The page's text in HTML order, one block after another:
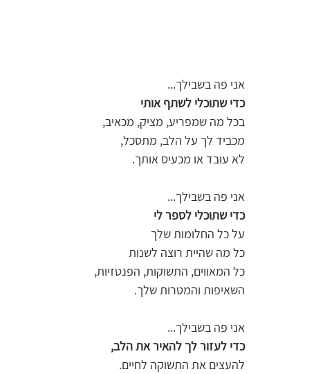
אני פה בשבילך...
כדי שתוכלי לשתף אותי
בכל מה שמפריע, מציק, מכאיב,
מכביד לך על הלב, מתסכל,
לא עובד או מכעיס אותך.
אני פה בשבילך...
כדי שתוכלי לספר לי
על כל החלומות שלך
כל מה שהיית רוצה לשנות
כל המאווים, התשוקות, הפנטזיות,
השאיפות והמטרות שלך.
אני פה בשבילך...
כדי לעזור לך להאיר את הלב,
להעצים את התשוקה לחיים.